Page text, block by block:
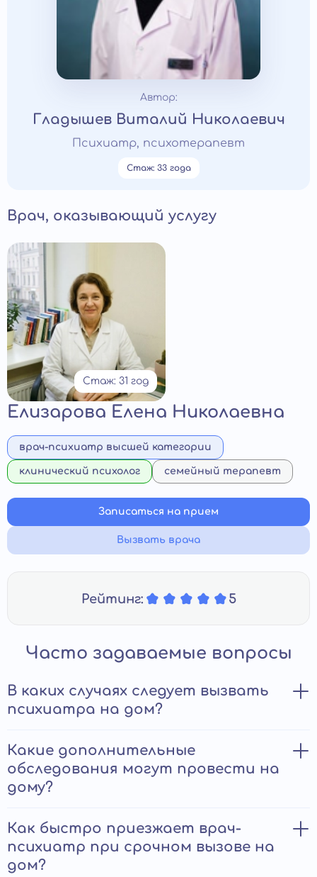
Автор:
Гладышев Виталий Николаевич
Психиатр, психотерапевт
Стаж: 33 года
Врач, оказывающий услугу
Стаж: 31 год
Елизарова Елена Николаевна
врач-психиатр высшей категории
клинический психолог семейный терапевт
Записаться на прием
Вызвать врача
Рейтинг: 5
Часто задаваемые вопросы
В каких случаях следует вызвать
психиатра на дом?
Прием психиатра на дому требуется при наличии
ряда проблем:
Больной не признает наличие патологии,
за пациентом, находит аргументы, убеждающие
последнего начать лечение.
Клиенту требуется конфиденциальность.
Какие дополнительные
обследования могут провести на
дому?
Помимо устного опроса, психиатрического
тестирования, осмотра, врач проводит:
Экспресс-анализы. Позволяют проверить кровь на
Как быстро приезжает врач-
психиатр при срочном вызове на
дом?